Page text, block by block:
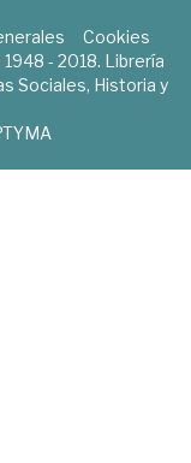
Cookies
- 2018. Librería
Sociales, Historia y